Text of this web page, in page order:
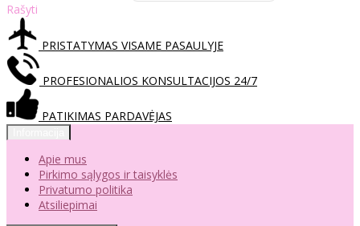
Rašyti
PRISTATYMAS VISAME PASAULYJE
PROFESIONALIOS KONSULTACIJOS 24/7
PATIKIMAS PARDAVĖJAS
Apie mus
Pirkimo sąlygos ir taisyklės
Privatumo politika
Atsiliepimai